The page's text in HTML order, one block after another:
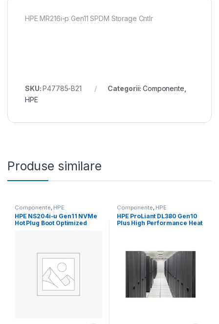
HPE MR216i-p Gen11 SPDM Storage Cntlr
SKU:P47785-B21 Categorii:Componente
HPE
Produse similare
Componente HPE
HPE NS204i-u Gen11 NVMe
Hot Plug Boot Optimized
Componente HPE
HPE ProLiant DL380 Gen10
Plus High Performance Heat